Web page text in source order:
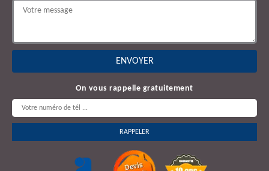
On vous rappelle gratuitement